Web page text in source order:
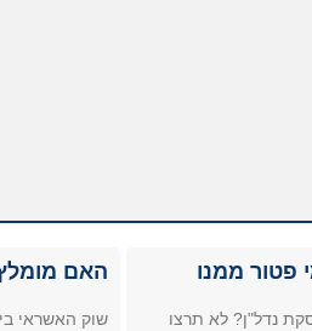
פטור ממנו
נדל"ן? לא תרצו
האם
שוק האשראי